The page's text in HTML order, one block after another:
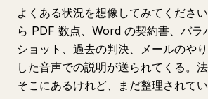
よくある状況を想像してみてくださ
ら PDF 数点、Word の契約書、バラ
ショット、過去の判決、メールのや
した音声での説明が送られてくる。
そこにあるけれど、まだ整理されてい